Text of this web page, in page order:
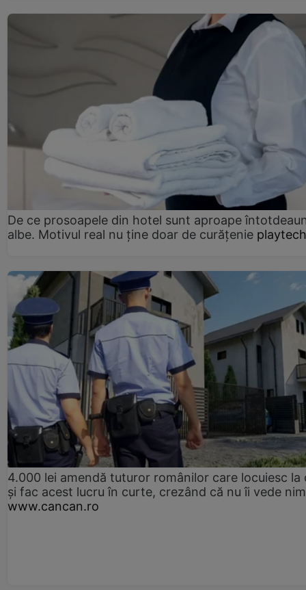
De ce prosoapele din hotel sunt aproape
albe. Motivul real nu ține doar de curățenie
4.000 lei amendă tuturor românilor care locuiesc la
și fac acest lucru în curte, crezând că nu îi vede
www.cancan.ro